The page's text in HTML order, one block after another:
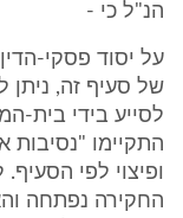
הנ"ל כי -
של סעיף זה, ניתן
לסייע בידי
התקיימו "נסיבות
ופיצוי לפי
החקירה נפתחה